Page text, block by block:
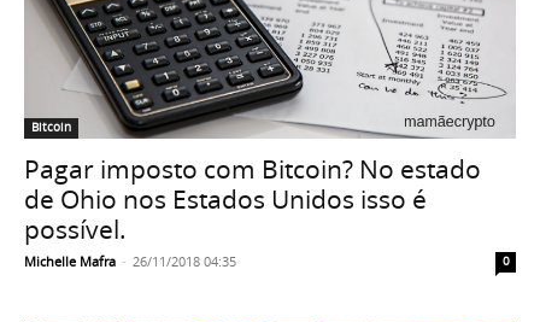
Bitcoin
Pagar imposto com Bitcoin? No estado
de Ohio nos Estados Unidos isso é
possível.
Michelle Mafra - 26/11/2018 04:35 0